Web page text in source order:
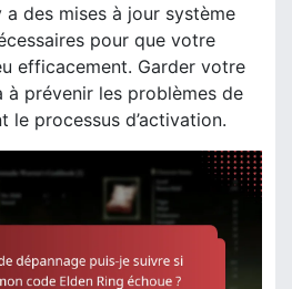
a des mises à jour système
pour que votre
efficacement. Garder votre
à prévenir les problèmes de
le processus d’activation.